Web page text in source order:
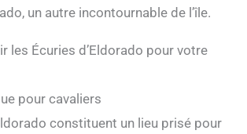
un autre incontournable de l’île.
les Écuries d’Eldorado pour votre
pour cavaliers
constituent un lieu prisé pour